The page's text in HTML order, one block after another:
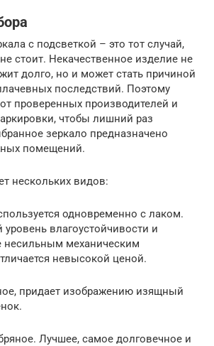
с подсветкой – это тот случай,
стоит. Некачественное изделие не
долго, но и может стать причиной
последствий. Поэтому
проверенных производителей и
чтобы лишний раз
зеркало предназначено
помещений.
нескольких видов:
одновременно с лаком.
влагоустойчивости и
несильным механическим
невысокой ценой.
придает изображению изящный
Лучшее, самое долговечное и